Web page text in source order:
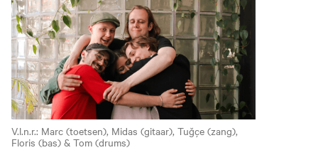
V.l.n.r.: Marc (toetsen), Midas (gitaar), Tuğçe (zang),
Floris (bas) & Tom (drums)